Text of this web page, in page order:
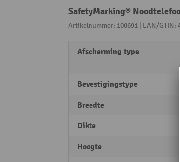
SafetyMarking®
Artikelnummer: 100691 | EAN/GTIN:
Afscherming type
Bevestigingstype
Breedte
Dikte
Hoogte